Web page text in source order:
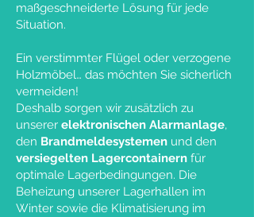
maßgeschneiderte Lösung für jede
Situation.
Ein verstimmter Flügel oder verzogene
Holzmöbel… das möchten Sie sicherlich
vermeiden!
Deshalb sorgen wir zusätzlich zu
unserer elektronischen Alarmanlage,
den Brandmeldesystemen und den
versiegelten Lagercontainern für
optimale Lagerbedingungen. Die
Beheizung unserer Lagerhallen im
Winter sowie die Klimatisierung im